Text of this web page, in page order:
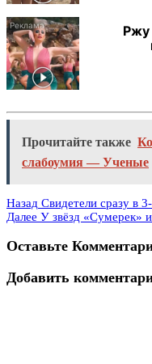
Ржу
Прочитайте также
слабоумия — Ученые
Назад Свидетели сразу в
Далее У звёзд «Сумерек»
Оставьте
Добавить